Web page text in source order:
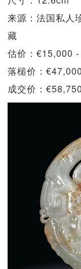
来源：法国私人
藏
估价：€15,000
落槌价：€47,000
成交价：€58,750